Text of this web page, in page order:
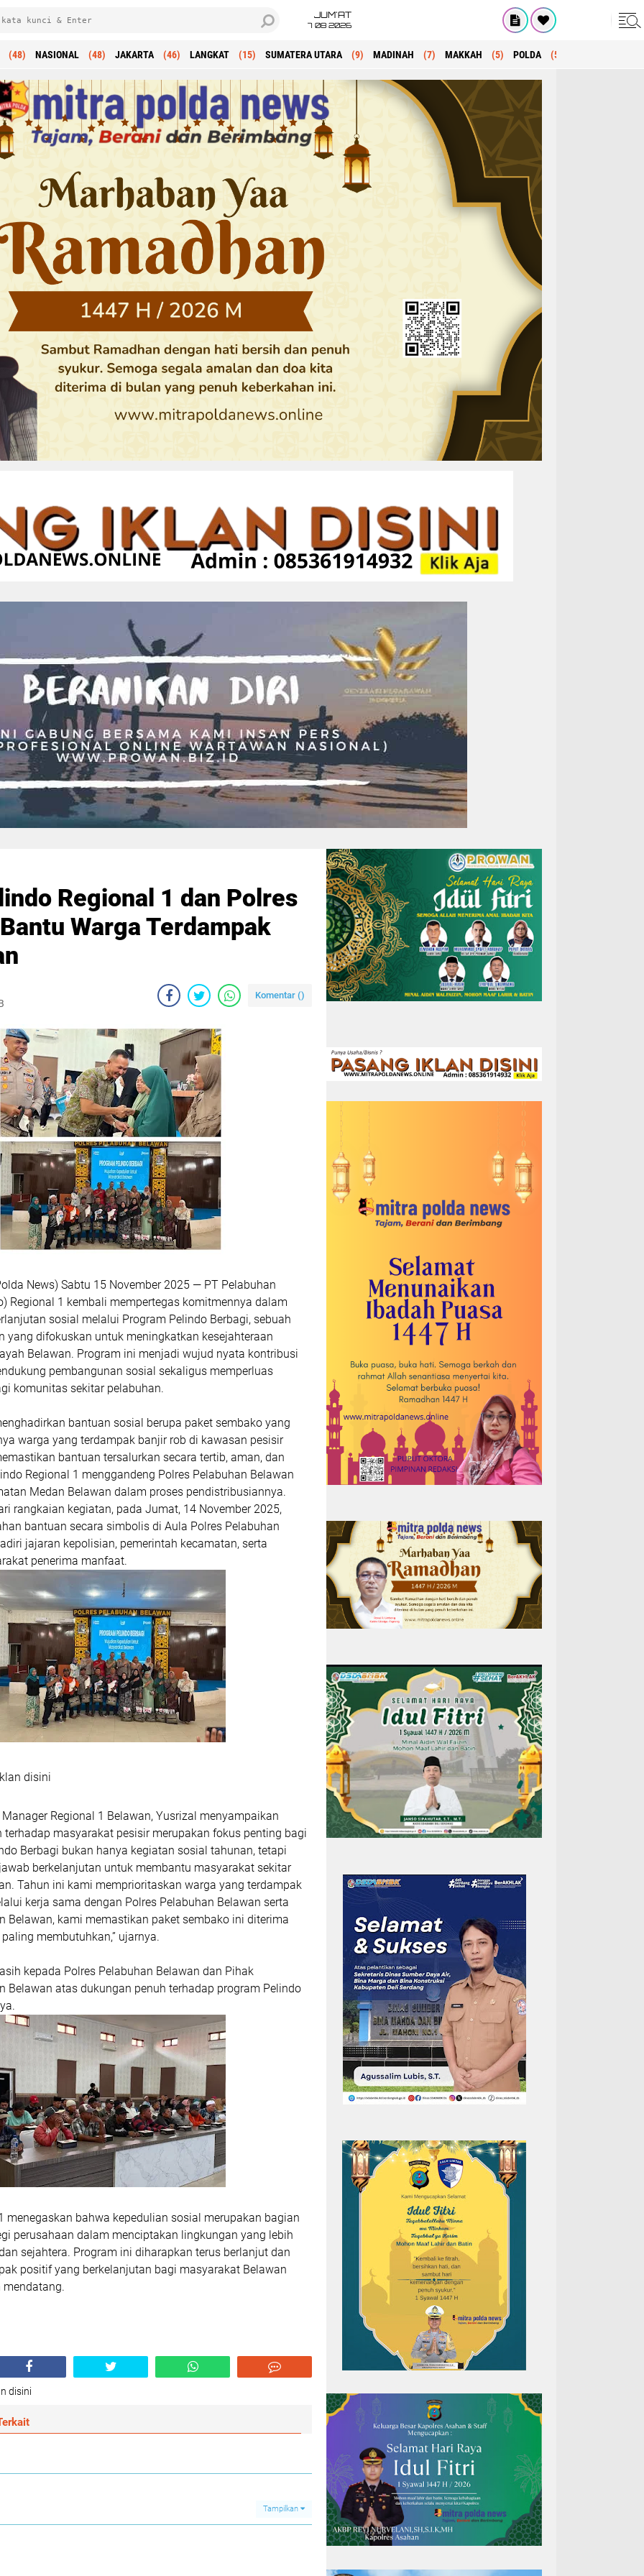
JUM'AT
7 08 2026
(48) NASIONAL (48) JAKARTA (46) LANGKAT (15) SUMATERA UTARA (9) MADINAH (7) MAKKAH (5) POLDA (5)
Regional 1 dan Polres
Warga Terdampak
Komentar ()
News) Sabtu 15 November 2025 — PT Pelabuhan
Regional 1 kembali mempertegas komitmennya dalam
sosial melalui Program Pelindo Berbagi, sebuah
yang difokuskan untuk meningkatkan kesejahteraan
Belawan. Program ini menjadi wujud nyata kontribusi
pembangunan sosial sekaligus memperluas
komunitas sekitar pelabuhan.
bantuan sosial berupa paket sembako yang
warga yang terdampak banjir rob di kawasan pesisir
bantuan tersalurkan secara tertib, aman, dan
Regional 1 menggandeng Polres Pelabuhan Belawan
Medan Belawan dalam proses pendistribusiannya.
rangkaian kegiatan, pada Jumat, 14 November 2025,
bantuan secara simbolis di Aula Polres Pelabuhan
jajaran kepolisian, pemerintah kecamatan, serta
penerima manfaat.
disini
Manager Regional 1 Belawan, Yusrizal menyampaikan
terhadap masyarakat pesisir merupakan fokus penting bagi
Berbagi bukan hanya kegiatan sosial tahunan, tetapi
berkelanjutan untuk membantu masyarakat sekitar
Tahun ini kami memprioritaskan warga yang terdampak
kerja sama dengan Polres Pelabuhan Belawan serta
Belawan, kami memastikan paket sembako ini diterima
membutuhkan,” ujarnya.
kepada Polres Pelabuhan Belawan dan Pihak
Belawan atas dukungan penuh terhadap program Pelindo
menegaskan bahwa kepedulian sosial merupakan bagian
perusahaan dalam menciptakan lingkungan yang lebih
sejahtera. Program ini diharapkan terus berlanjut dan
positif yang berkelanjutan bagi masyarakat Belawan
disini
Tampilkan